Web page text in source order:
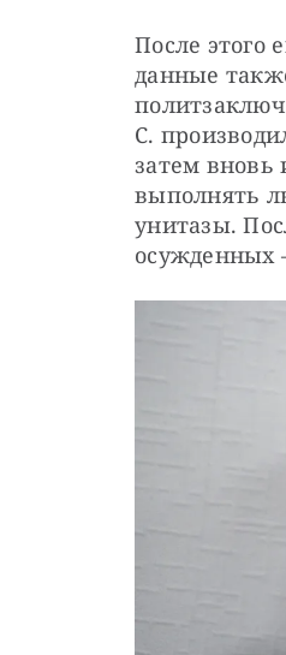
После этого
данные
С.
затем вновь
выполнять
унитазы.